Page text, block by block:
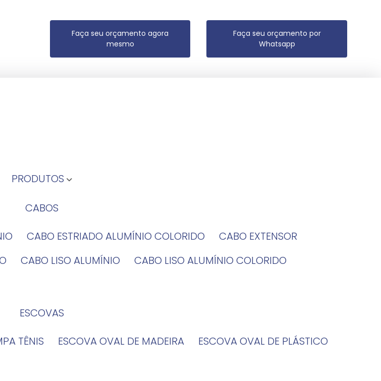
Faça seu orçamento agora
mesmo
Faça seu orçamento por
Whatsapp
PRODUTOS
CABOS
CABO ESTRIADO ALUMÍNIO COLORIDO
CABO EXTENSOR
CABO LISO ALUMÍNIO
CABO LISO ALUMÍNIO COLORIDO
ESCOVAS
TÊNIS ESCOVA OVAL DE MADEIRA
ESCOVA OVAL DE PLÁSTICO